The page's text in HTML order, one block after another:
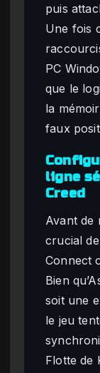
puis
Une fois
PC
que le
la
faux
ligne
Creed
Avant de
crucial
Connect
Bien
soit une
le jeu
Flotte de